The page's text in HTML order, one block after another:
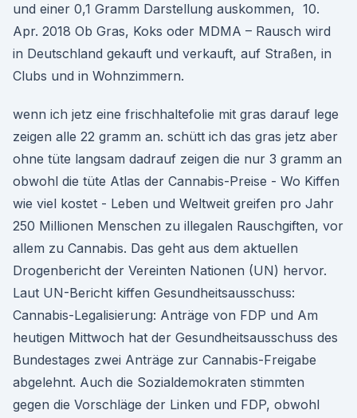
und einer 0,1 Gramm Darstellung auskommen, 10.
Apr. 2018 Ob Gras, Koks oder MDMA – Rausch wird
in Deutschland gekauft und verkauft, auf Straßen, in
Clubs und in Wohnzimmern.
wenn ich jetz eine frischhaltefolie mit gras darauf lege
zeigen alle 22 gramm an. schütt ich das gras jetz aber
ohne tüte langsam dadrauf zeigen die nur 3 gramm an
obwohl die tüte Atlas der Cannabis-Preise - Wo Kiffen
wie viel kostet - Leben und Weltweit greifen pro Jahr
250 Millionen Menschen zu illegalen Rauschgiften, vor
allem zu Cannabis. Das geht aus dem aktuellen
Drogenbericht der Vereinten Nationen (UN) hervor.
Laut UN-Bericht kiffen Gesundheitsausschuss:
Cannabis-Legalisierung: Anträge von FDP und Am
heutigen Mittwoch hat der Gesundheitsausschuss des
Bundestages zwei Anträge zur Cannabis-Freigabe
abgelehnt. Auch die Sozialdemokraten stimmten
gegen die Vorschläge der Linken und FDP, obwohl